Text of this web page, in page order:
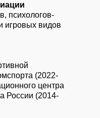
психологов-
игровых видов
(2022-
центра
России (2014-